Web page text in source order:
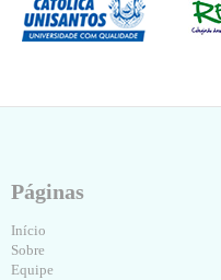
Páginas
Início
Sobre
Equipe